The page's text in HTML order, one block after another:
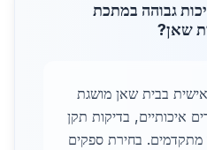
גבוהה במתכת
שאן?
בבית שאן מושגת
איכותיים, בדיקות תקן
מתקדמים. בחירת ספקים